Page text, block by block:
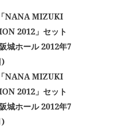
NANA MIZUKI
2012」セット
城ホール 2012年7
)
NANA MIZUKI
2012」セット
城ホール 2012年7
)